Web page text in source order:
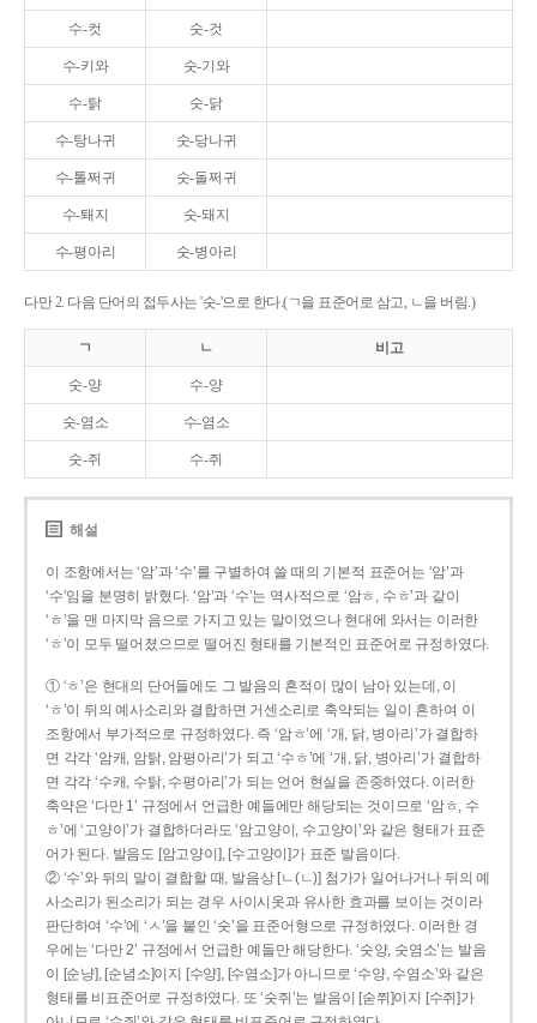
수-컷 숫-것
수-키와 숫-기와
수-탉 숫-닭
수-탕나귀 숫-당나귀
수-톨쩌귀 숫-돌쩌귀
수-퇘지 숫-돼지
수-평아리 숫-병아리
다만 2. 다음 단어의 접두사는 '숫-'으로 한다.(ㄱ을 표준어로 삼고, ㄴ을 버림.)
ㄱ ㄴ 비고
숫-양 수-양
숫-염소 수-염소
숫-쥐 수-쥐
해설
이 조항에서는 ‘암’과 ‘수’를 구별하여 쓸 때의 기본적 표준어는 ‘암’과
‘수’임을 분명히 밝혔다. ‘암’과 ‘수’는 역사적으로 ‘암ㅎ, 수ㅎ’과 같이
‘ㅎ’을 맨 마지막 음으로 가지고 있는 말이었으나 현대에 와서는 이러한
‘ㅎ’이 모두 떨어졌으므로 떨어진 형태를 기본적인 표준어로 규정하였다.
① ‘ㅎ’은 현대의 단어들에도 그 발음의 흔적이 많이 남아 있는데, 이
‘ㅎ’이 뒤의 예사소리와 결합하면 거센소리로 축약되는 일이 흔하여 이
조항에서 부가적으로 규정하였다. 즉 ‘암ㅎ’에 ‘개, 닭, 병아리’가 결합하
면 각각 ‘암캐, 암탉, 암평아리’가 되고 ‘수ㅎ’에 ‘개, 닭, 병아리’가 결합하
면 각각 ‘수캐, 수탉, 수평아리’가 되는 언어 현실을 존중하였다. 이러한
축약은 ‘다만 1’ 규정에서 언급한 예들에만 해당되는 것이므로 ‘암ㅎ, 수
ㅎ’에 ‘고양이’가 결합하더라도 ‘암고양이, 수고양이’와 같은 형태가 표준
어가 된다. 발음도 [암고양이], [수고양이]가 표준 발음이다.
② ‘수’와 뒤의 말이 결합할 때, 발음상 [ㄴ(ㄴ)] 첨가가 일어나거나 뒤의 예
사소리가 된소리가 되는 경우 사이시옷과 유사한 효과를 보이는 것이라
판단하여 ‘수’에 ‘ㅅ’을 붙인 ‘숫’을 표준어형으로 규정하였다. 이러한 경
우에는 ‘다만 2’ 규정에서 언급한 예들만 해당한다. ‘숫양, 숫염소’는 발음
이 [순냥], [순념소]이지 [수양], [수염소]가 아니므로 ‘수양, 수염소’와 같은
형태를 비표준어로 규정하였다. 또 ‘숫쥐’는 발음이 [숟쮜]이지 [수쥐]가